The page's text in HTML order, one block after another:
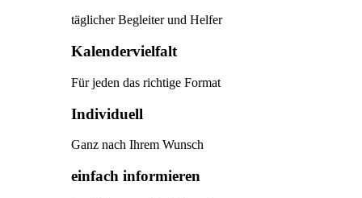
täglicher Begleiter und Helfer
Kalendervielfalt
Für jeden das richtige Format
Individuell
Ganz nach Ihrem Wunsch
einfach informieren